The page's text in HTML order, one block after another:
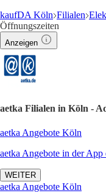
kaufDA Köln Filialen
Öffnungszeiten
Anzeigen
aetka Filialen in Köln -
aetka Angebote Köln
aetka Angebote in der App
WEITER
aetka Angebote Köln